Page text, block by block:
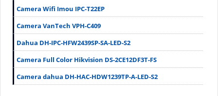
Camera Wifi Imou IPC-T22EP
Camera VanTech VPH-C409
Dahua DH-IPC-HFW2439SP-SA-LED-S2
Camera Full Color Hikvision DS-2CE12DF3T-FS
Camera dahua DH-HAC-HDW1239TP-A-LED-S2